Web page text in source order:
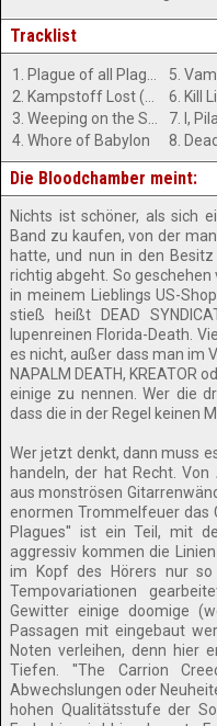
Tracklist
4. Whore of Babylon
5.
6. Kill
7. I,
8.
Die Bloodchamber meint:
Nichts ist schöner, als sich
Band zu kaufen, von der
hatte, und nun in den
richtig abgeht. So geschehen
in meinem Lieblings US-
stieß heißt DEAD
lupenreinen Florida-Death.
es nicht, außer dass man im
NAPALM DEATH, KREATOR
einige zu nennen. Wer die
dass die in der Regel keinen
Wer jetzt denkt, dann muss
handeln, der hat Recht.
aus monströsen
enormen Trommelfeuer das
Plagues'' ist ein Teil, mit
aggressiv kommen die
im Kopf des Hörers nur
Tempovariationen
Gewitter einige doomige
Passagen mit eingebaut
Noten verleihen, denn hier
Tiefen. ''The Carrion
Abwechslungen oder
hohen Qualitätsstufe der